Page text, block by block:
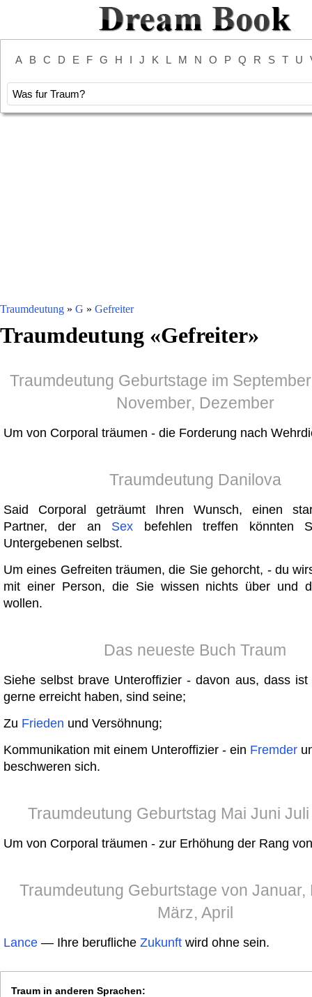
A B C D E F G H I J K L M N O P Q R S T U
Traumdeutung » G » Gefreiter
Traumdeutung «Gefreiter»
Traumdeutung Geburtstage im
November, Dezember
Um von Corporal träumen - die Forderung nach
Traumdeutung Danilova
Said Corporal geträumt Ihren Wunsch, einen
Partner, der an Sex befehlen treffen könnten
Untergebenen selbst.
Um eines Gefreiten träumen, die Sie gehorcht, - du
mit einer Person, die Sie wissen nichts über und
wollen.
Das neueste Buch Traum
Siehe selbst brave Unteroffizier - davon aus, dass
gerne erreicht haben, sind seine;
Zu Frieden und Versöhnung;
Kommunikation mit einem Unteroffizier - ein Fremder
beschweren sich.
Traumdeutung Geburtstag Mai Juni
Um von Corporal träumen - zur Erhöhung der Rang
Traumdeutung Geburtstage von Januar,
März, April
Lance — Ihre berufliche Zukunft wird ohne sein.
Traum in anderen Sprachen: